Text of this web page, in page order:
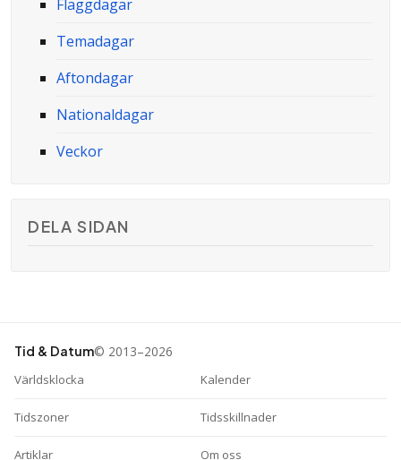
Flaggdagar
Temadagar
Aftondagar
Nationaldagar
Veckor
DELA SIDAN
Tid & Datum© 2013–2026
Världsklocka Kalender
Tidszoner Tidsskillnader
Artiklar Om oss